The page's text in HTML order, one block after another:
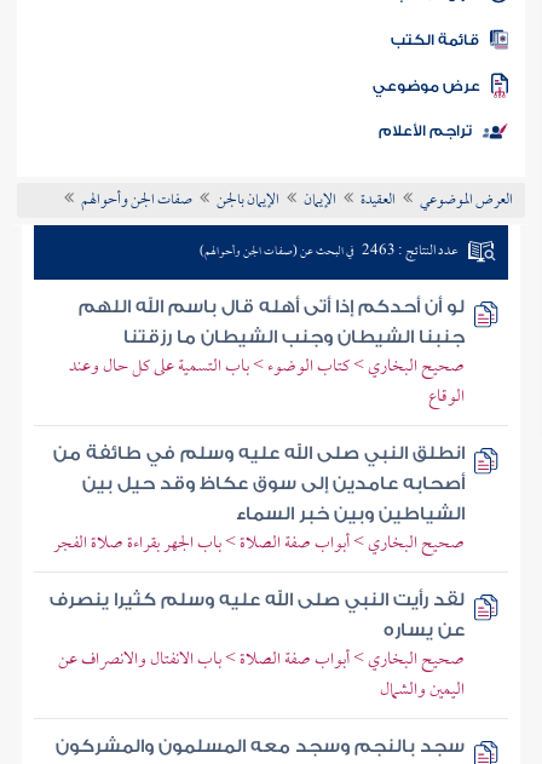
المكتبة
الكتب
موضوعي
تراجم الأعلام
العرض الموضوعي العقيدة الإيمان الإيمان بالجن صفات الجن وأحوالهم
عدد النتائج : 2463 في البحث عن (صفات الجن وأحوالهم)
لو أن أحدكم إذا أتى أهله قال باسم الله اللهم
جنبنا الشيطان وجنب الشيطان ما رزقتنا
صحيح البخاري > كتاب الوضوء > باب التسمية على كل حال وعند
الوقاع
انطلق النبي صلى الله عليه وسلم في طائفة من
أصحابه عامدين إلى سوق عكاظ وقد حيل بين
الشياطين وبين خبر السماء
صحيح البخاري > أبواب صفة الصلاة > باب الجهر بقراءة صلاة الفجر
لقد رأيت النبي صلى الله عليه وسلم كثيرا ينصرف
عن يساره
صحيح البخاري > أبواب صفة الصلاة > باب الانفتال والانصراف عن
اليمين والشمال
سجد بالنجم وسجد معه المسلمون والمشركون